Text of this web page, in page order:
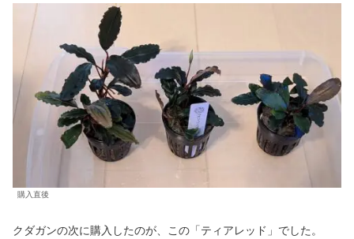
購入直後
クダガンの次に購入したのが、この「ティアレッド」でした。